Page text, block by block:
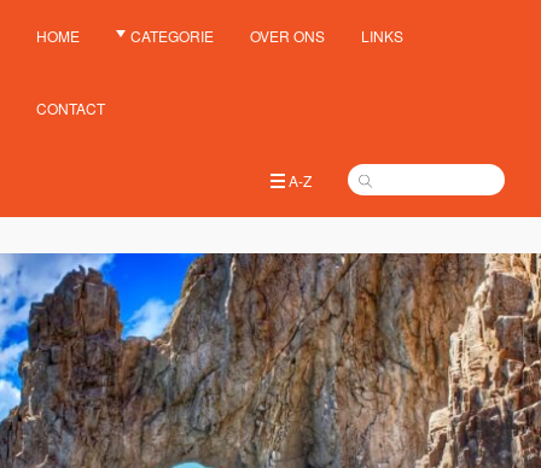
HOME CATEGORIE OVER ONS LINKS
CONTACT
A-Z